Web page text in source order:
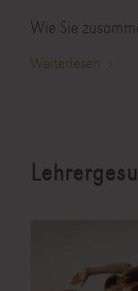
Wie Sie
Weiterlesen